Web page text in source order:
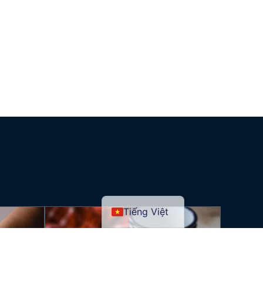
Tiếng Việt